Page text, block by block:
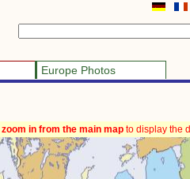
Europe Photos
zoom in from the main map to display the